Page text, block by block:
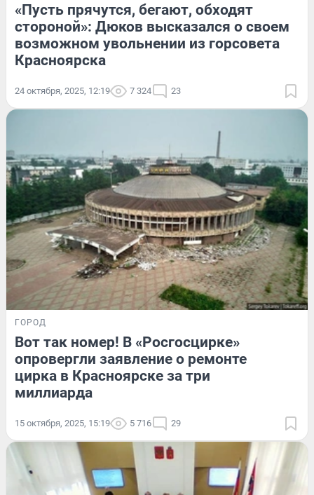
«Пусть прячутся, бегают, обходят
стороной»: Дюков высказался о своем
возможном увольнении из горсовета
Красноярска
24 октября, 2025, 12:19 7 324 23
ГОРОД
Вот так номер! В «Росгосцирке»
опровергли заявление о ремонте
цирка в Красноярске за три
миллиарда
15 октября, 2025, 15:19 5 716 29